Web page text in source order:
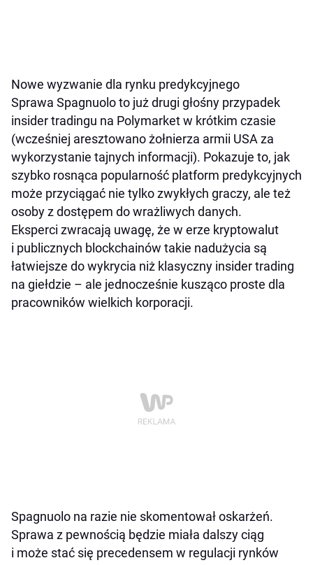
Nowe wyzwanie dla rynku predykcyjnego
Sprawa Spagnuolo to już drugi głośny przypadek
insider tradingu na Polymarket w krótkim czasie
(wcześniej aresztowano żołnierza armii USA za
wykorzystanie tajnych informacji). Pokazuje to, jak
szybko rosnąca popularność platform predykcyjnych
może przyciągać nie tylko zwykłych graczy, ale też
osoby z dostępem do wrażliwych danych.
Eksperci zwracają uwagę, że w erze kryptowalut
i publicznych blockchainów takie nadużycia są
łatwiejsze do wykrycia niż klasyczny insider trading
na giełdzie – ale jednocześnie kusząco proste dla
pracowników wielkich korporacji.
Spagnuolo na razie nie skomentował oskarżeń.
Sprawa z pewnością będzie miała dalszy ciąg
i może stać się precedensem w regulacji rynków